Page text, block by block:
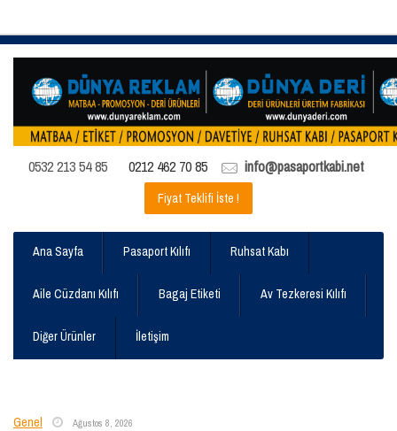
0532 213 54 85 0212 462 70 85 info@pasaportkabi.net
Fiyat Teklifi İste !
Ana Sayfa Pasaport Kılıfı Ruhsat Kabı
Aile Cüzdanı Kılıfı Bagaj Etiketi Av Tezkeresi Kılıfı
Diğer Ürünler İletişim
Genel Ağustos 8, 2026